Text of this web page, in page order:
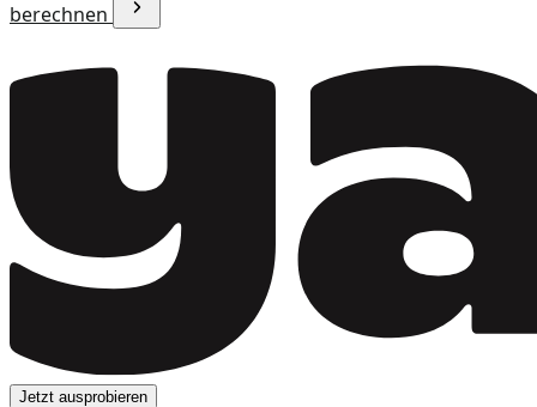
berechnen
Jetzt ausprobieren